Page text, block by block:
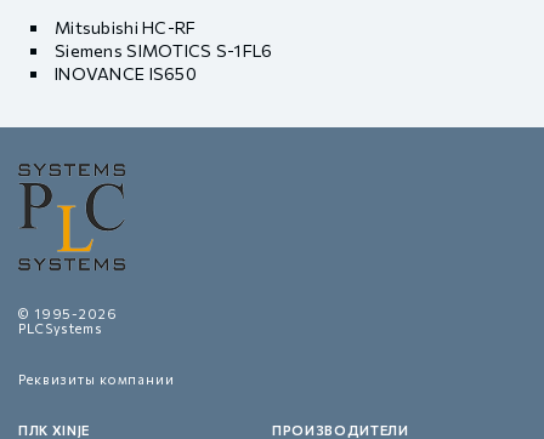
Mitsubishi HC-RF
Siemens SIMOTICS S-1FL6
INOVANCE IS650
© 1995-2026
PLCSystems
Реквизиты компании
ПЛК XINJE
ПРОИЗВОДИТЕЛИ